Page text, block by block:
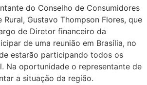
do Conselho de Consumidores
Rural, Gustavo Thompson Flores, que
de Diretor financeiro da
de uma reunião em Brasília, no
estarão participando todos os
Na oportunidade o representante de
a situação da região.